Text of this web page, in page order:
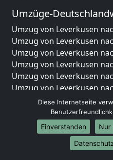
Umzüge-
Umzug von Leverkusen
Umzug von Leverkusen
Umzug von Leverkusen
Umzug von Leverkusen
Umzug von Leverkusen
Umzug von Leverkusen
Umzug von Leverkusen
Umzug von Leverkusen
Umzug von Leverkusen
Umzug von Leverkusen
Umzug von Leverkusen
Diese Internetseite
Einverstanden
Nur